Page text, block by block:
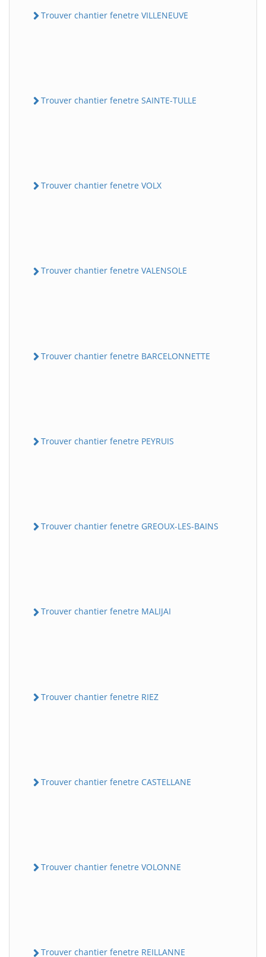
Trouver chantier fenetre VILLENEUVE
Trouver chantier fenetre SAINTE-TULLE
Trouver chantier fenetre VOLX
Trouver chantier fenetre VALENSOLE
Trouver chantier fenetre BARCELONNETTE
Trouver chantier fenetre PEYRUIS
Trouver chantier fenetre GREOUX-LES-BAINS
Trouver chantier fenetre MALIJAI
Trouver chantier fenetre RIEZ
Trouver chantier fenetre CASTELLANE
Trouver chantier fenetre VOLONNE
Trouver chantier fenetre REILLANNE